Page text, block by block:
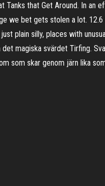
that Get Around. In an
we bet gets stolen a lot.
plain silly, places with
magiska svärdet Tirfing.
som skar genom järn lika